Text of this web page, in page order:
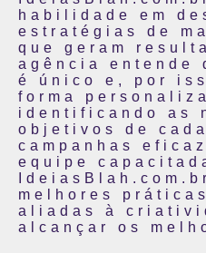
habilidade em
estratégias de
que geram
agência entende
é único e, por
forma
identificando as
objetivos de
campanhas
equipe
melhores
aliadas à
alcançar os